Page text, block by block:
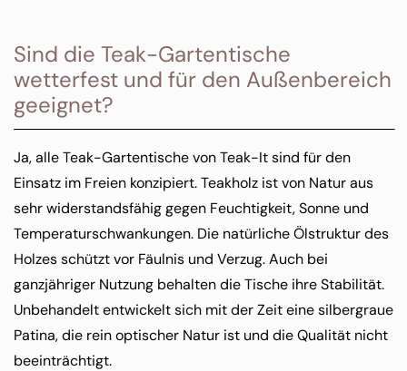
Sind die Teak-Gartentische
wetterfest und für den Außenbereich
geeignet?
Ja, alle Teak-Gartentische von Teak-It sind für den
Einsatz im Freien konzipiert. Teakholz ist von Natur aus
sehr widerstandsfähig gegen Feuchtigkeit, Sonne und
Temperaturschwankungen. Die natürliche Ölstruktur des
Holzes schützt vor Fäulnis und Verzug. Auch bei
ganzjähriger Nutzung behalten die Tische ihre Stabilität.
Unbehandelt entwickelt sich mit der Zeit eine silbergraue
Patina, die rein optischer Natur ist und die Qualität nicht
beeinträchtigt.